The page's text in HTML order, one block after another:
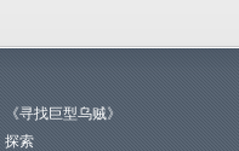
《寻找巨型乌贼》
探索